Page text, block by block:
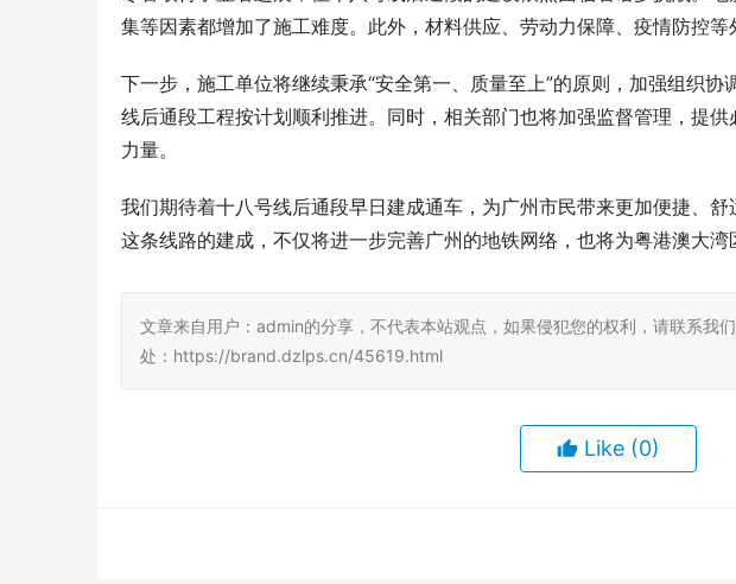
集等因素都增加了施工难度。此外，材料供应、劳动力保障、疫情防控等
下一步，施工单位将继续秉承“安全第一、质量至上”的原则，加强组织
线后通段工程按计划顺利推进。同时，相关部门也将加强监督管理，提
力量。
我们期待着十八号线后通段早日建成通车，为广州市民带来更加便捷、舒
这条线路的建成，不仅将进一步完善广州的地铁网络，也将为粤港澳大湾
文章来自用户：admin的分享，不代表本站观点，如果侵犯您的权利，请联系我
处：https://brand.dzlps.cn/45619.html
Like (0)